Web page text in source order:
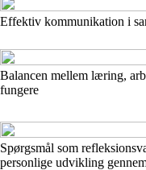
Effektiv kommunikation i
Balancen mellem læring,
fungere
Spørgsmål som
personlige udvikling